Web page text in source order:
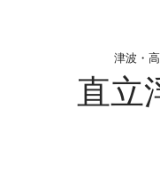
津波・
直立